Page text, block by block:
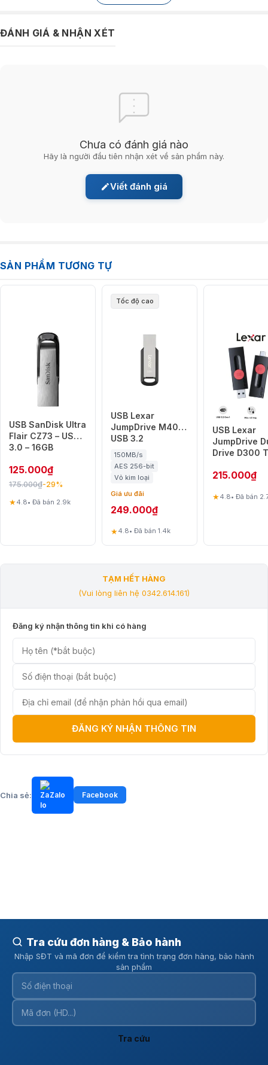
TẠM HẾT HÀNG
(Vui lòng liên hệ 0342.614.161)
Đăng ký nhận thông tin khi có hàng
ĐĂNG KÝ NHẬN THÔNG TIN
Chia sẻ: Zalo Facebook
– Dung lượng: 32GB
ĐÁNH GIÁ & NHẬN XÉT
Chưa có đánh giá nào
Hãy là người đầu tiên nhận xét về sản phẩm này.
Viết đánh giá
SẢN PHẨM TƯƠNG TỰ
USB SanDisk Ultra
Flair CZ73 – USB
3.0 – 16GB
125.000₫
175.000₫-29%
★4.8• Đã bán 2.9k
Tốc độ cao
USB Lexar
JumpDrive M400
USB 3.2
150MB/s
AES 256-bit
Vỏ kim loại
Giá ưu đãi
249.000₫
★4.8• Đã bán 1.4k
USB Lexar
JumpDrive
Drive D300
215.000₫
★4.8• Đã bán
Tra cứu đơn hàng & Bảo hành
Nhập SĐT và mã đơn để kiểm tra tình trạng đơn hàng, bảo hành
sản phẩm
Tra cứu